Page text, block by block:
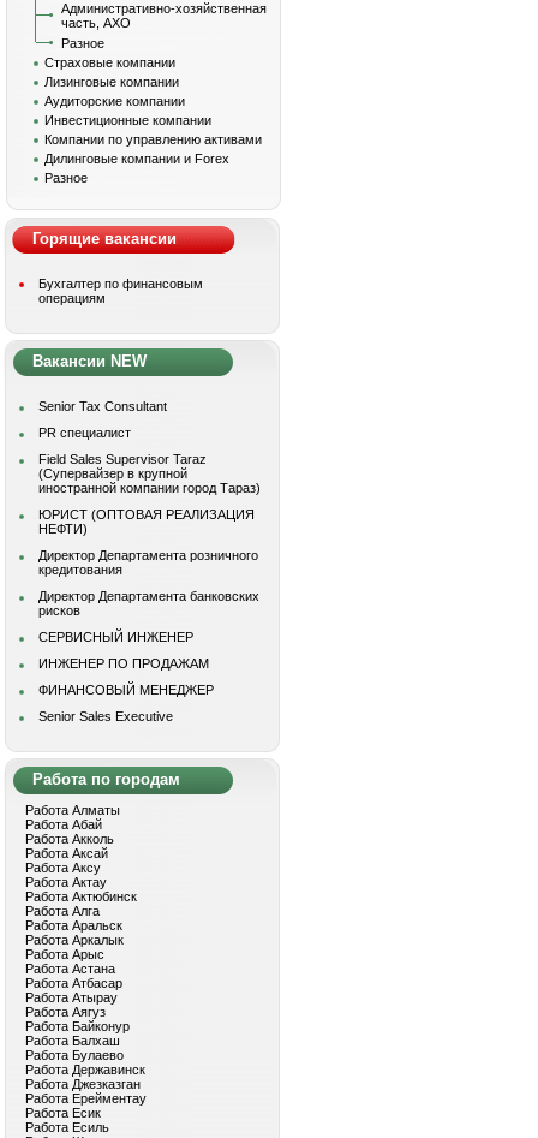
Административно-хозяйственная
часть, АХО
Разное
Страховые компании
Лизинговые компании
Аудиторские компании
Инвестиционные компании
Компании по управлению активами
Дилинговые компании и Forex
Разное
Горящие вакансии
Бухгалтер по финансовым
операциям
Вакансии NEW
Senior Tax Consultant
PR специалист
Field Sales Supervisor Taraz
(Супервайзер в крупной
иностранной компании город Тараз)
ЮРИСТ (ОПТОВАЯ РЕАЛИЗАЦИЯ
НЕФТИ)
Директор Департамента розничного
кредитования
Директор Департамента банковских
рисков
СЕРВИСНЫЙ ИНЖЕНЕР
ИНЖЕНЕР ПО ПРОДАЖАМ
ФИНАНСОВЫЙ МЕНЕДЖЕР
Senior Sales Executive
Работа по городам
Работа Алматы
Работа Абай
Работа Акколь
Работа Аксай
Работа Аксу
Работа Актау
Работа Актюбинск
Работа Алга
Работа Аральск
Работа Аркалык
Работа Арыс
Работа Астана
Работа Атбасар
Работа Атырау
Работа Аягуз
Работа Байконур
Работа Балхаш
Работа Булаево
Работа Державинск
Работа Джезказган
Работа Ерейментау
Работа Есик
Работа Есиль